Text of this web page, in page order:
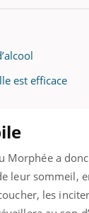
est efficace
Morphée a
leur sommeil,
les